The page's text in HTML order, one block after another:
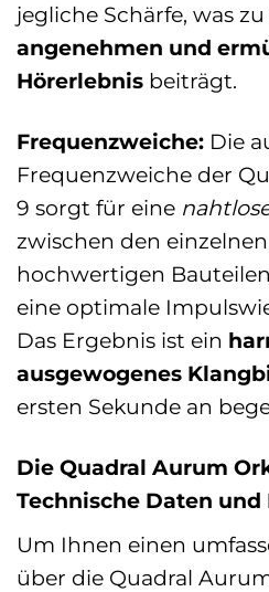
jegliche Schärfe, was
angenehmen und
Hörerlebnis beiträgt.
Frequenzweiche: Die
Frequenzweiche der
9 sorgt für eine
zwischen den
hochwertigen
eine optimale
Das Ergebnis ist ein
ausgewogenes
ersten Sekunde an
Die Quadral Aurum
Technische Daten
Um Ihnen einen
über die Quadral